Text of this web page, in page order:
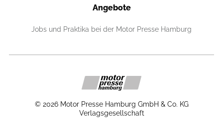
Angebote
Jobs und Praktika bei der Motor Presse Hamburg
© 2026 Motor Presse Hamburg GmbH & Co. KG
Verlagsgesellschaft